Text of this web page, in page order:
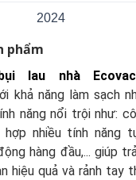
2024
phẩm
lau nhà
khả năng làm sạch
năng nổi trội như:
hợp nhiều tính năng
hàng đầu,... giúp
hiệu quả và rảnh tay